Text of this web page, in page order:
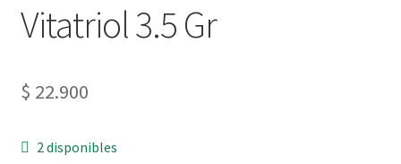
Vitatriol 3.5 Gr
$ 22.900
2 disponibles